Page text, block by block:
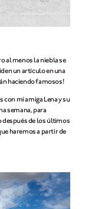
al menos la niebla se
un artículo en una
haciendo famosos!
mi amiga Lena y su
semana, para
después de los últimos
haremos a partir de